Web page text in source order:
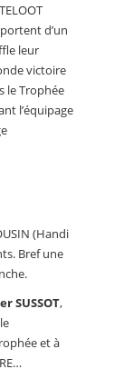
d’un
leur
victoire
le Trophée
l’équipage
(Handi
Bref une
SUSSOT,
et à